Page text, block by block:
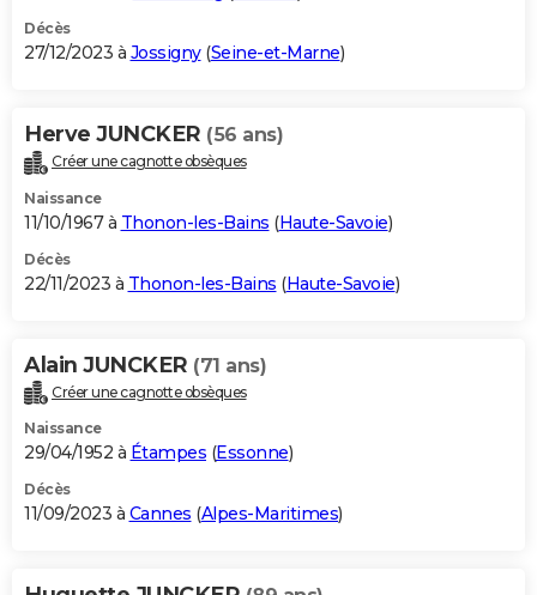
Décès
27/12/2023 à Jossigny(Seine-et-Marne)
Herve JUNCKER (56 ans)
Créer une cagnotte obsèques
Naissance
11/10/1967 à Thonon-les-Bains (Haute-Savoie)
Décès
22/11/2023 à Thonon-les-Bains (Haute-Savoie)
Alain JUNCKER (71 ans)
Créer une cagnotte obsèques
Naissance
29/04/1952 à Étampes (Essonne)
Décès
11/09/2023 à Cannes (Alpes-Maritimes)